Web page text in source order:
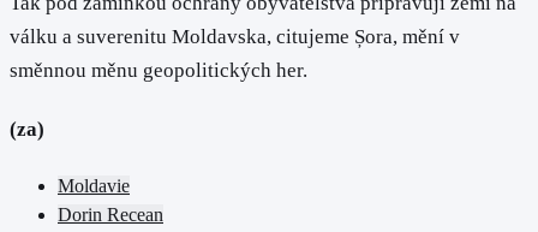
válku a suverenitu Moldavska, citujeme Șora, mění v
směnnou měnu geopolitických her.
(za)
Moldavie
Dorin Recean